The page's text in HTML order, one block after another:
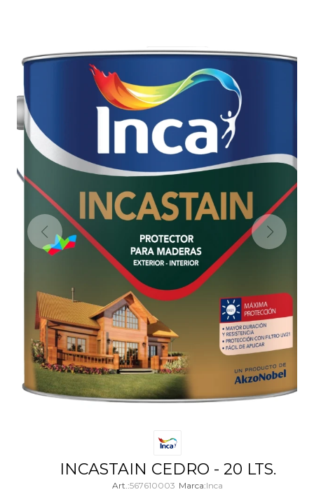
INCASTAIN CEDRO - 20 LTS.
567610003 Inca